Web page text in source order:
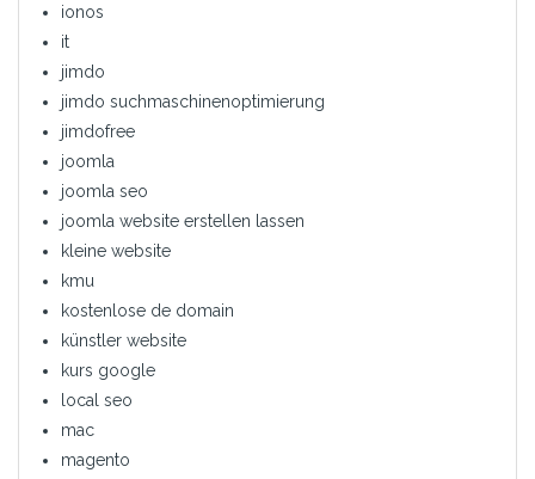
ionos
it
jimdo
jimdo suchmaschinenoptimierung
jimdofree
joomla
joomla seo
joomla website erstellen lassen
kleine website
kmu
kostenlose de domain
künstler website
kurs google
local seo
mac
magento